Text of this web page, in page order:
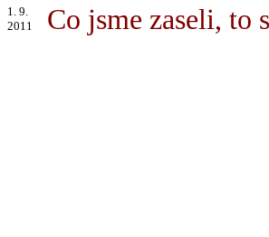
1. 9.
2011
Co jsme zaseli, to